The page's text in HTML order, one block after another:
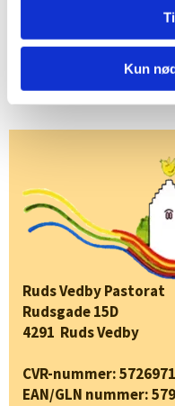
Kun
Ruds Vedby Pastorat
Rudsgade 15D
4291 Ruds Vedby
CVR-nummer:
EAN/GLN nummer: